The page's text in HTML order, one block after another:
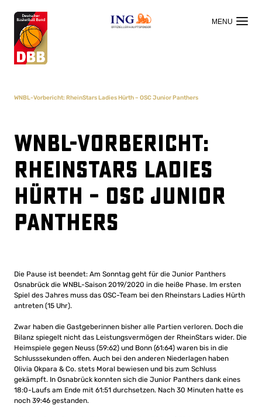
OFFIZIELLER HAUPTSPONSOR
WNBL-Vorbericht: RheinStars Ladies Hürth – OSC Junior Panthers
WNBL-Vorbericht:
RheinStars Ladies
Hürth – OSC Junior
Panthers
Die Pause ist beendet: Am Sonntag geht für die Junior Panthers
Osnabrück die WNBL-Saison 2019/2020 in die heiße Phase. Im ersten
Spiel des Jahres muss das OSC-Team bei den Rheinstars Ladies Hürth
antreten (15 Uhr).
Zwar haben die Gastgeberinnen bisher alle Partien verloren. Doch die
Bilanz spiegelt nicht das Leistungsvermögen der RheinStars wider. Die
Heimspiele gegen Neuss (59:62) und Bonn (61:64) waren bis in die
Schlusssekunden offen. Auch bei den anderen Niederlagen haben
Olivia Okpara & Co. stets Moral bewiesen und bis zum Schluss
gekämpft. In Osnabrück konnten sich die Junior Panthers dank eines
18:0-Laufs am Ende mit 61:51 durchsetzen. Nach 30 Minuten hatte es
noch 39:46 gestanden.